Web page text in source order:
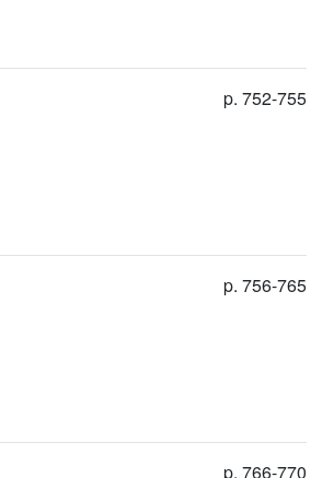
p. 752-755
p. 756-765
p. 766-770